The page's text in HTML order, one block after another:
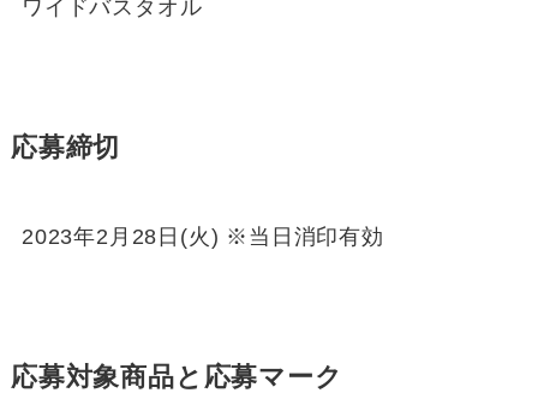
ワイドバスタオル
応募締切
2023年2月28日(火) ※当日消印有効
応募対象商品と応募マーク